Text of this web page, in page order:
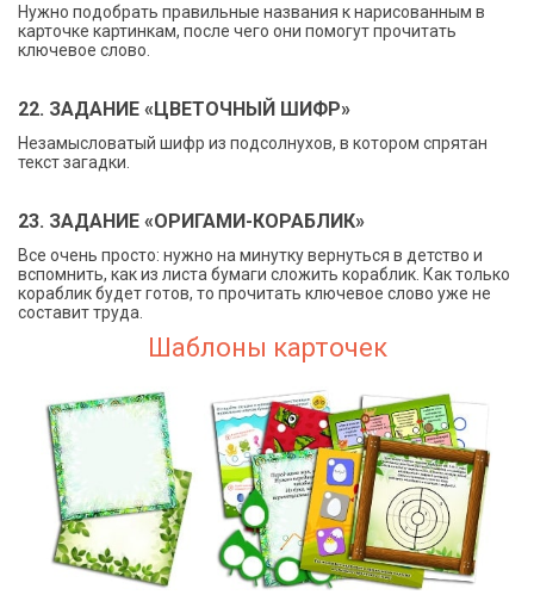
Нужно подобрать правильные названия к нарисованным в
карточке картинкам, после чего они помогут прочитать
ключевое слово.
22. ЗАДАНИЕ «ЦВЕТОЧНЫЙ ШИФР»
Незамысловатый шифр из подсолнухов, в котором спрятан
текст загадки.
23. ЗАДАНИЕ «ОРИГАМИ-КОРАБЛИК»
Все очень просто: нужно на минутку вернуться в детство и
вспомнить, как из листа бумаги сложить кораблик. Как только
кораблик будет готов, то прочитать ключевое слово уже не
составит труда.
Шаблоны карточек